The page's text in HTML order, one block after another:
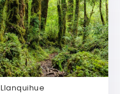
Llanquihue